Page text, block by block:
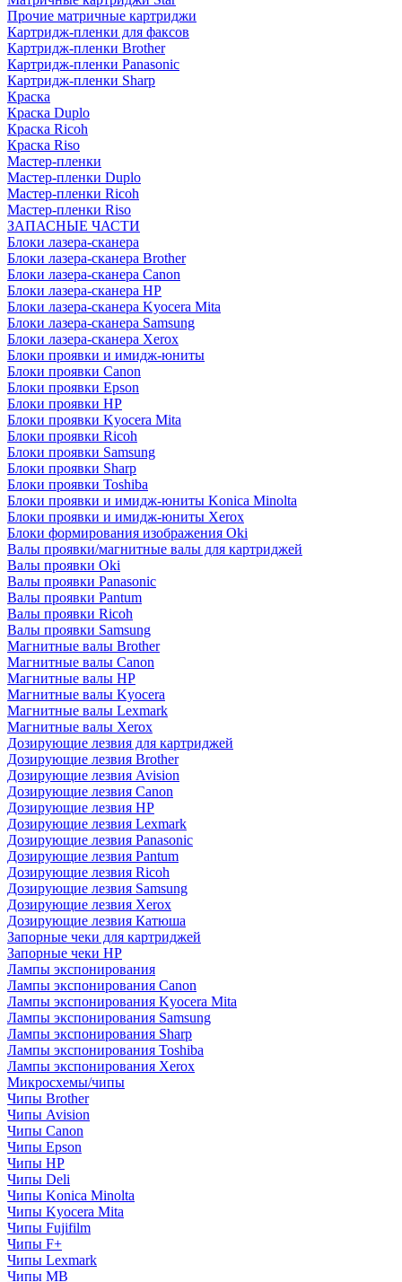
Прочие матричные картриджи
Картридж-пленки для факсов
Картридж-пленки Brother
Картридж-пленки Panasonic
Картридж-пленки Sharp
Краска
Краска Duplo
Краска Ricoh
Краска Riso
Мастер-пленки
Мастер-пленки Duplo
Мастер-пленки Ricoh
Мастер-пленки Riso
ЗАПАСНЫЕ ЧАСТИ
Блоки лазера-сканера
Блоки лазера-сканера Brother
Блоки лазера-сканера Canon
Блоки лазера-сканера HP
Блоки лазера-сканера Kyocera Mita
Блоки лазера-сканера Samsung
Блоки лазера-сканера Xerox
Блоки проявки и имидж-юниты
Блоки проявки Canon
Блоки проявки Epson
Блоки проявки HP
Блоки проявки Kyocera Mita
Блоки проявки Ricoh
Блоки проявки Samsung
Блоки проявки Sharp
Блоки проявки Toshiba
Блоки проявки и имидж-юниты Konica Minolta
Блоки проявки и имидж-юниты Xerox
Блоки формирования изображения Oki
Валы проявки/магнитные валы для картриджей
Валы проявки Oki
Валы проявки Panasonic
Валы проявки Pantum
Валы проявки Ricoh
Валы проявки Samsung
Магнитные валы Brother
Магнитные валы Canon
Магнитные валы HP
Магнитные валы Kyocera
Магнитные валы Lexmark
Магнитные валы Xerox
Дозирующие лезвия для картриджей
Дозирующие лезвия Brother
Дозирующие лезвия Avision
Дозирующие лезвия Canon
Дозирующие лезвия HP
Дозирующие лезвия Lexmark
Дозирующие лезвия Panasonic
Дозирующие лезвия Pantum
Дозирующие лезвия Ricoh
Дозирующие лезвия Samsung
Дозирующие лезвия Xerox
Дозирующие лезвия Катюша
Запорные чеки для картриджей
Запорные чеки HP
Лампы экспонирования
Лампы экспонирования Canon
Лампы экспонирования Kyocera Mita
Лампы экспонирования Samsung
Лампы экспонирования Sharp
Лампы экспонирования Toshiba
Лампы экспонирования Xerox
Микросхемы/чипы
Чипы Brother
Чипы Avision
Чипы Canon
Чипы Epson
Чипы HP
Чипы Deli
Чипы Konica Minolta
Чипы Kyocera Mita
Чипы Fujifilm
Чипы F+
Чипы Lexmark
Чипы MB